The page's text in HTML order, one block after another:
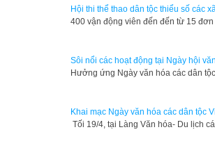
Hội thi thể thao dân tộc thiểu số các
400 vận động viên đến đến từ 15
Sôi nổi các hoạt động tại Ngày hội
Hưởng ứng Ngày văn hóa các dân
Khai mạc Ngày văn hóa các dân tộc
Tối 19/4, tại Làng Văn hóa- Du lịch